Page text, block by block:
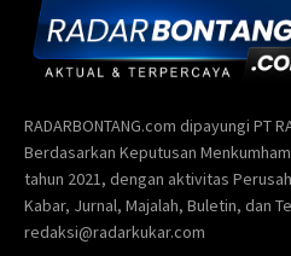
RADARBONTANG.com dipayungi PT
Berdasarkan Keputusan Menkumham
tahun 2021, dengan aktivitas
Kabar, Jurnal, Majalah, Buletin, dan
redaksi@radarkukar.com